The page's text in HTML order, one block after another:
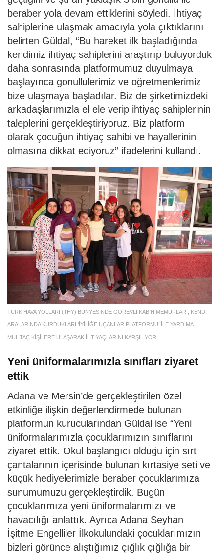
beraber yola devam ettiklerini söyledi. İhtiyaç
sahiplerine ulaşmak amacıyla yola çıktıklarını
belirten Güldal, “Bu hareket ilk başladığında
kendimiz ihtiyaç sahiplerini araştırıp buluyorduk
daha sonrasında platformumuz duyulmaya
başlayınca gönüllülerimiz ve öğretmenlerimiz
bize ulaşmaya başladılar. Biz de şirketimizdeki
arkadaşlarımızla el ele verip ihtiyaç sahiplerinin
taleplerini gerçekleştiriyoruz. Biz platform
olarak çocuğun ihtiyaç sahibi ve hayallerinin
olmasına dikkat ediyoruz” ifadelerini kullandı.
TÜRK HAVA YOLLARI (THY) BÜNYESİNDE GÖREVLİ KABİN MEMURLARI, KENDİ
ARALARINDA KURDUKLARI ‘İYİLİĞE UÇANLAR PLATFORMU’ İLE YARDIMA
MUHTAÇ KİŞİLERE ULAŞARAK İHTİYAÇLARINI KARŞILIYOR.
Yeni üniformalarımızla sınıfları ziyaret
ettik
Adana ve Mersin’de gerçekleştirilen özel
etkinliğe ilişkin değerlendirmede bulunan
platformun kurucularından Güldal ise “Yeni
üniformalarımızla çocuklarımızın sınıflarını
ziyaret ettik. Okul başlangıcı olduğu için sırt
çantalarının içerisinde bulunan kırtasiye seti ve
küçük hediyelerimizle beraber çocuklarımıza
sunumumuzu gerçekleştirdik. Bugün
çocuklarımıza yeni üniformalarımızı ve
havacılığı anlattık. Ayrıca Adana Seyhan
İşitme Engelliler İlkokulundaki çocuklarımızın
bizleri görünce alıştığımız çığlık çığlığa bir